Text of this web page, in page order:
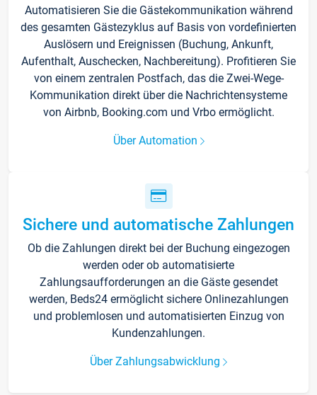
Automatisieren Sie die Gästekommunikation während
des gesamten Gästezyklus auf Basis von vordefinierten
Auslösern und Ereignissen (Buchung, Ankunft,
Aufenthalt, Auschecken, Nachbereitung). Profitieren Sie
von einem zentralen Postfach, das die Zwei-Wege-
Kommunikation direkt über die Nachrichtensysteme
von Airbnb, Booking.com und Vrbo ermöglicht.
Über Automation
Sichere und automatische Zahlungen
Ob die Zahlungen direkt bei der Buchung eingezogen
werden oder ob automatisierte
Zahlungsaufforderungen an die Gäste gesendet
werden, Beds24 ermöglicht sichere Onlinezahlungen
und problemlosen und automatisierten Einzug von
Kundenzahlungen.
Über Zahlungsabwicklung